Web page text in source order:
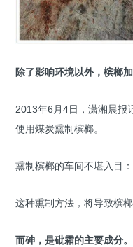
除了影响环境以外，槟榔
2013年6月4日，潇湘晨报
使用煤炭熏制槟榔。
熏制槟榔的车间不堪入目
这种熏制方法，将导致槟榔
而砷，是砒霜的主要成分。